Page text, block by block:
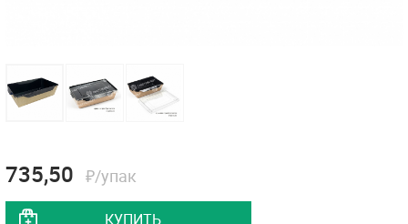
735,50 ₽/упак
КУПИТЬ